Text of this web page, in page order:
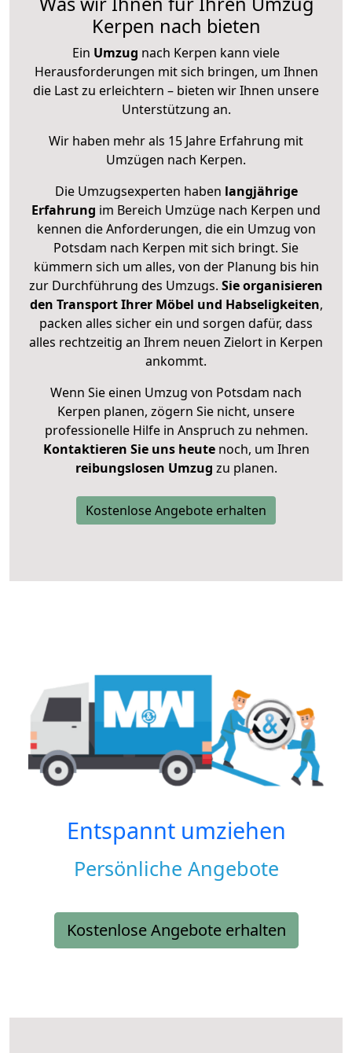
Kerpen nach bieten
Ein Umzug nach Kerpen kann viele
Herausforderungen mit sich bringen, um Ihnen
die Last zu erleichtern – bieten wir Ihnen unsere
Unterstützung an.
Wir haben mehr als 15 Jahre Erfahrung mit
Umzügen nach Kerpen.
Die Umzugsexperten haben langjährige
Erfahrung im Bereich Umzüge nach Kerpen und
kennen die Anforderungen, die ein Umzug von
Potsdam nach Kerpen mit sich bringt. Sie
kümmern sich um alles, von der Planung bis hin
zur Durchführung des Umzugs. Sie organisieren
den Transport Ihrer Möbel und Habseligkeiten,
packen alles sicher ein und sorgen dafür, dass
alles rechtzeitig an Ihrem neuen Zielort in Kerpen
ankommt.
Wenn Sie einen Umzug von Potsdam nach
Kerpen planen, zögern Sie nicht, unsere
professionelle Hilfe in Anspruch zu nehmen.
Kontaktieren Sie uns heutenoch, um Ihren
reibungslosen Umzug zu planen.
Kostenlose Angebote erhalten
Entspannt umziehen
Persönliche Angebote
Kostenlose Angebote erhalten